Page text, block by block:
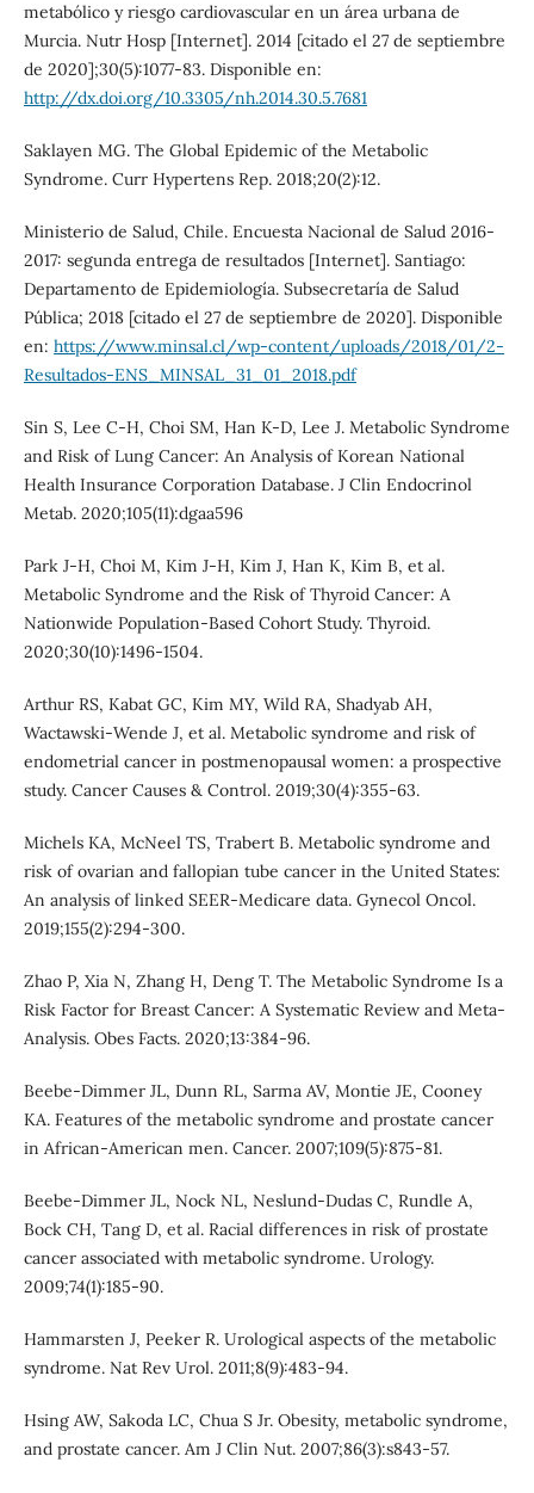
metabólico y riesgo cardiovascular en un área urbana de
Murcia. Nutr Hosp [Internet]. 2014 [citado el 27 de septiembre
de 2020];30(5):1077-83. Disponible en:
http://dx.doi.org/10.3305/nh.2014.30.5.7681
Saklayen MG. The Global Epidemic of the Metabolic
Syndrome. Curr Hypertens Rep. 2018;20(2):12.
Ministerio de Salud, Chile. Encuesta Nacional de Salud 2016-
2017: segunda entrega de resultados [Internet]. Santiago:
Departamento de Epidemiología. Subsecretaría de Salud
Pública; 2018 [citado el 27 de septiembre de 2020]. Disponible
en: https://www.minsal.cl/wp-content/uploads/2018/01/2-
Resultados-ENS_MINSAL_31_01_2018.pdf
Sin S, Lee C-H, Choi SM, Han K-D, Lee J. Metabolic Syndrome
and Risk of Lung Cancer: An Analysis of Korean National
Health Insurance Corporation Database. J Clin Endocrinol
Metab. 2020;105(11):dgaa596
Park J-H, Choi M, Kim J-H, Kim J, Han K, Kim B, et al.
Metabolic Syndrome and the Risk of Thyroid Cancer: A
Nationwide Population-Based Cohort Study. Thyroid.
2020;30(10):1496-1504.
Arthur RS, Kabat GC, Kim MY, Wild RA, Shadyab AH,
Wactawski-Wende J, et al. Metabolic syndrome and risk of
endometrial cancer in postmenopausal women: a prospective
study. Cancer Causes & Control. 2019;30(4):355-63.
Michels KA, McNeel TS, Trabert B. Metabolic syndrome and
risk of ovarian and fallopian tube cancer in the United States:
An analysis of linked SEER-Medicare data. Gynecol Oncol.
2019;155(2):294-300.
Zhao P, Xia N, Zhang H, Deng T. The Metabolic Syndrome Is a
Risk Factor for Breast Cancer: A Systematic Review and Meta-
Analysis. Obes Facts. 2020;13:384-96.
Beebe-Dimmer JL, Dunn RL, Sarma AV, Montie JE, Cooney
KA. Features of the metabolic syndrome and prostate cancer
in African-American men. Cancer. 2007;109(5):875-81.
Beebe-Dimmer JL, Nock NL, Neslund-Dudas C, Rundle A,
Bock CH, Tang D, et al. Racial differences in risk of prostate
cancer associated with metabolic syndrome. Urology.
2009;74(1):185-90.
Hammarsten J, Peeker R. Urological aspects of the metabolic
syndrome. Nat Rev Urol. 2011;8(9):483-94.
Hsing AW, Sakoda LC, Chua S Jr. Obesity, metabolic syndrome,
and prostate cancer. Am J Clin Nut. 2007;86(3):s843-57.